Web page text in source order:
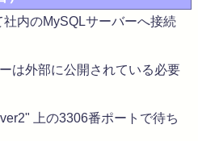
内のMySQLサーバーへ接続
は外部に公開されている必要
上の3306番ポートで待ち